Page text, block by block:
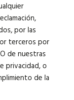
por las
terceros por
de nuestras
privacidad, o
de la